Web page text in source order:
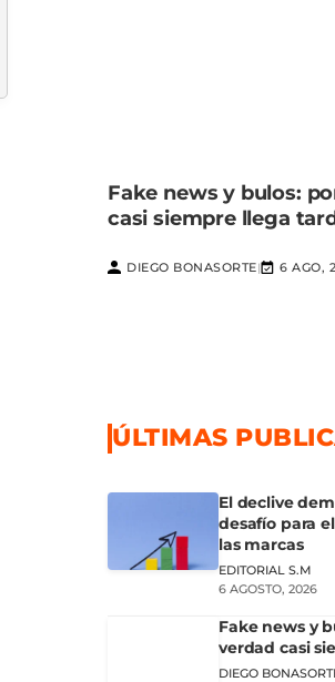
Fake news y bulos:
casi siempre llega
DIEGO BONASORTE| 6 AGO,
ÚLTIMAS
El declive
desafío para
las marcas
EDITORIAL S.M
6 AGOSTO, 2026
Fake news y
verdad casi
DIEGO